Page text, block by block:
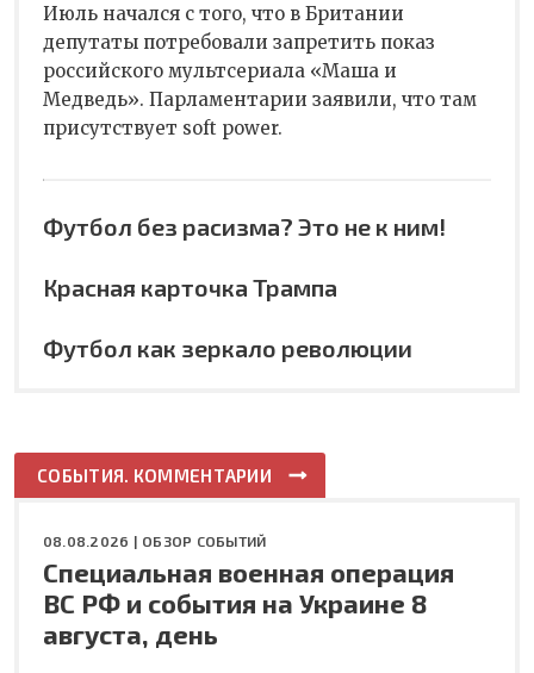
Июль начался с того, что в Британии
депутаты потребовали запретить показ
российского мультсериала «Маша и
Медведь». Парламентарии заявили, что там
присутствует soft power.
Футбол без расизма? Это не к ним!
Красная карточка Трампа
Футбол как зеркало революции
СОБЫТИЯ. КОММЕНТАРИИ
08.08.2026 | ОБЗОР СОБЫТИЙ
Специальная военная операция
ВС РФ и события на Украине 8
августа, день